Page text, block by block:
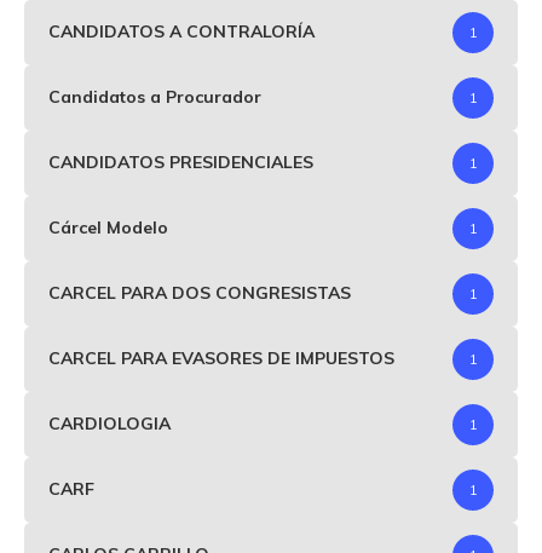
CANDIDATOS A CONTRALORÍA 1
Candidatos a Procurador 1
CANDIDATOS PRESIDENCIALES 1
Cárcel Modelo 1
CARCEL PARA DOS CONGRESISTAS 1
CARCEL PARA EVASORES DE IMPUESTOS 1
CARDIOLOGIA 1
CARF 1